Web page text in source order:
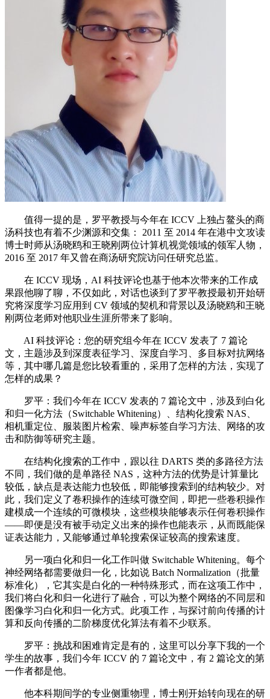
值得一提的是，罗平教授与今年在 ICCV 上独占鳌头的商
汤科技也有着不少渊源和交集： 2011 至 2014 年在港中文攻读
博士时师从汤晓鸥和王晓刚两位计算机视觉领域的领军人物，
2016 至 2017 年又曾在商汤研究院访问任研究总监。
在 ICCV 现场，AI 科技评论也基于他本次带来的工作成
果跟他聊了聊，不仅如此，对话也谈到了罗平教授最初开始研
究将深度学习应用到 CV 领域的契机和背景以及汤晓鸥和王晓
刚两位老师对他职业生涯所带来了影响。
AI 科技评论：您的研究组今年在 ICCV 发表了 7 篇论
文，主题涉及到深度表征学习、深度自学习、多目标对抗网络
等，其中哪几篇是您比较看重的，采用了怎样的方法，实现了
怎样的成果？
罗平：我们今年在 ICCV 发表的 7 篇论文中，涉及到白化
和归一化方法（Switchable Whitening）、结构化搜索 NAS、
相机重定位、服装图片检索、噪声标签自学习方法、网络的攻
击和防御等研究主题。
在结构化搜索的工作中，跟以往 DARTS 类的多路径方法
不同，我们做的是单路径 NAS，这种方法的优势是计算量比
较低，缺点是表达能力也较低，即能够搜索到的结构较少。对
此，我们定义了卷积操作的连续可微空间，即把一些卷积操作
建模成一个连续的可微模块，这些模块能够表示任何卷积操作
——即便是没有被手动定义出来的操作也能表示，从而既能保
证表达能力，又能够通过单轮搜索保证较高的搜索速度。
另一项白化和归一化工作叫做 Switchable Whitening。每个
神经网络都需要做归一化，比如说 Batch Normalization（批量
标准化），它其实是白化的一种特殊形式，而在这项工作中，
我们将白化和归一化进行了融合，可以为整个网络的不同层和
图像学习白化和归一化方式。此项工作，与探讨前向传播的计
算和反向传播的二阶梯度优化算法有着不少联系。
罗平：挑战和困难肯定是有的，这里可以分享下我的一个
学生的故事，我们今年 ICCV 的 7 篇论文中，有 2 篇论文的第
一作者都是他。
他本科期间学的专业侧重物理，博士刚开始转向现在的研